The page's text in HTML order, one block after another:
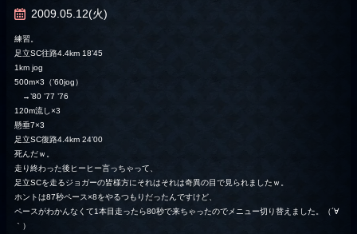
2009.05.12(火)
練習。
足立SC往路4.4km 18’45
1km jog
500m×3（’60jog）
→’80 ’77 ’76
120m流し×3
懸垂7×3
足立SC復路4.4km 24’00
死んだｗ。
走り終わった後ヒーヒー言っちゃって、
足立SCを走るジョガーの皆様方にそれはそれは奇異の目で見られましたｗ。
ホントは87秒ペース×8をやるつもりだったんですけど、
ペースがわかんなくて1本目走ったら80秒で来ちゃったのでメニュー切り替えました。（´∀
｀）